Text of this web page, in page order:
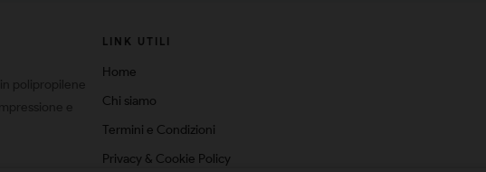
LINK UTILI
Home
Chi siamo
Termini e Condizioni
Privacy & Cookie Policy